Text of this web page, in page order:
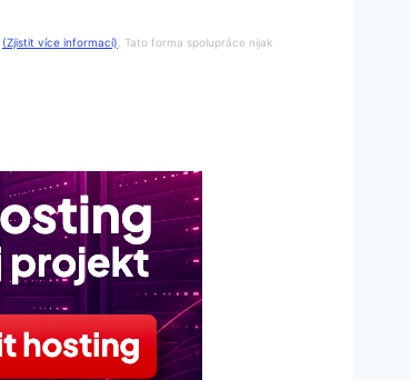
(Zjistit více informací) . Tato forma spolupráce nijak